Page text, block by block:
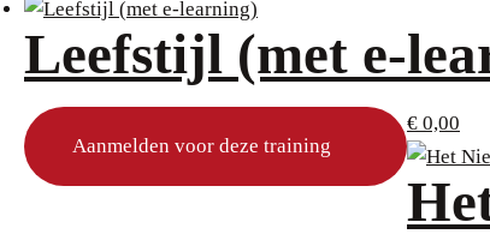
Leefstijl (met e-
€ 0,00
Aanmelden voor deze training